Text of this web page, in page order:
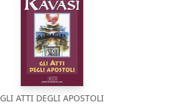
GLI ATTI DEGLI APOSTOLI